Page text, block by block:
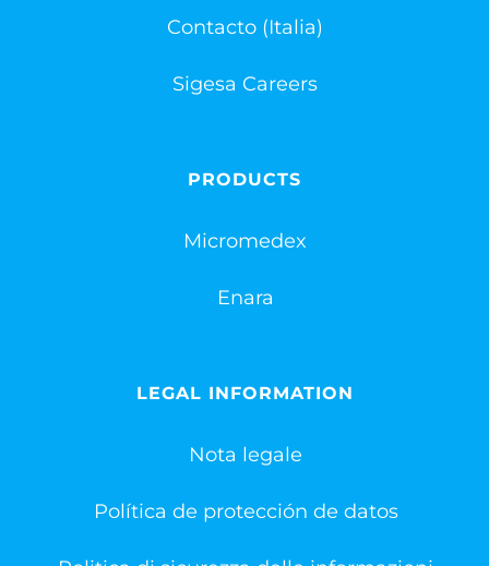
Contacto (Italia)
Sigesa Careers
PRODUCTS
Micromedex
Enara
LEGAL INFORMATION
Nota legale
Política de protección de datos